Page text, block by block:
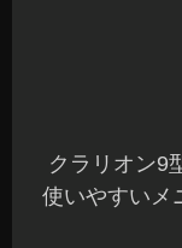
クラリオン9
使いやすいメ